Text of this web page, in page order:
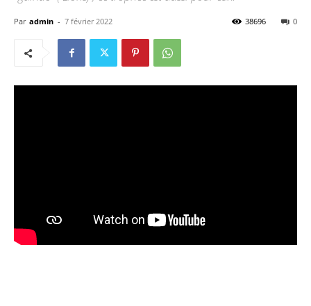
Par admin - 7 février 2022 0
38696